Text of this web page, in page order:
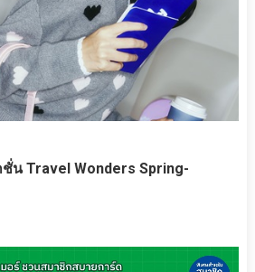
ชั่น Travel Wonders Spring-